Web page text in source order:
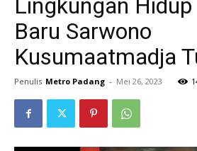
Lingkungan Hidup
Baru Sarwono
Kusumaatmadja
Penulis Metro Padang - Mei 26, 2023